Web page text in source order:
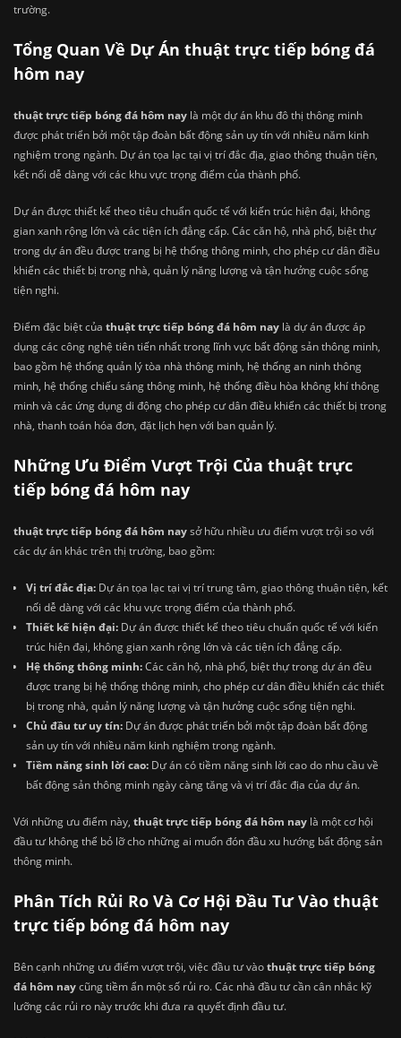
trường.
Tổng Quan Về Dự Án thuật trực tiếp bóng đá
hôm nay
thuật trực tiếp bóng đá hôm nay là một dự án khu đô thị thông minh
được phát triển bởi một tập đoàn bất động sản uy tín với nhiều năm kinh
nghiệm trong ngành. Dự án tọa lạc tại vị trí đắc địa, giao thông thuận tiện,
kết nối dễ dàng với các khu vực trọng điểm của thành phố.
Dự án được thiết kế theo tiêu chuẩn quốc tế với kiến trúc hiện đại, không
gian xanh rộng lớn và các tiện ích đẳng cấp. Các căn hộ, nhà phố, biệt thự
trong dự án đều được trang bị hệ thống thông minh, cho phép cư dân điều
khiển các thiết bị trong nhà, quản lý năng lượng và tận hưởng cuộc sống
tiện nghi.
Điểm đặc biệt của thuật trực tiếp bóng đá hôm nay là dự án được áp
dụng các công nghệ tiên tiến nhất trong lĩnh vực bất động sản thông minh,
bao gồm hệ thống quản lý tòa nhà thông minh, hệ thống an ninh thông
minh, hệ thống chiếu sáng thông minh, hệ thống điều hòa không khí thông
minh và các ứng dụng di động cho phép cư dân điều khiển các thiết bị trong
nhà, thanh toán hóa đơn, đặt lịch hẹn với ban quản lý.
Những Ưu Điểm Vượt Trội Của thuật trực
tiếp bóng đá hôm nay
thuật trực tiếp bóng đá hôm naysở hữu nhiều ưu điểm vượt trội so với
các dự án khác trên thị trường, bao gồm:
Vị trí đắc địa:Dự án tọa lạc tại vị trí trung tâm, giao thông thuận tiện, kết
nối dễ dàng với các khu vực trọng điểm của thành phố.
Thiết kế hiện đại:Dự án được thiết kế theo tiêu chuẩn quốc tế với kiến
trúc hiện đại, không gian xanh rộng lớn và các tiện ích đẳng cấp.
Hệ thống thông minh:Các căn hộ, nhà phố, biệt thự trong dự án đều
được trang bị hệ thống thông minh, cho phép cư dân điều khiển các thiết
bị trong nhà, quản lý năng lượng và tận hưởng cuộc sống tiện nghi.
Chủ đầu tư uy tín:Dự án được phát triển bởi một tập đoàn bất động
sản uy tín với nhiều năm kinh nghiệm trong ngành.
Tiềm năng sinh lời cao:Dự án có tiềm năng sinh lời cao do nhu cầu về
bất động sản thông minh ngày càng tăng và vị trí đắc địa của dự án.
Với những ưu điểm này, thuật trực tiếp bóng đá hôm nay là một cơ hội
đầu tư không thể bỏ lỡ cho những ai muốn đón đầu xu hướng bất động sản
thông minh.
Phân Tích Rủi Ro Và Cơ Hội Đầu Tư Vào thuật
trực tiếp bóng đá hôm nay
Bên cạnh những ưu điểm vượt trội, việc đầu tư vàothuật trực tiếp bóng
đá hôm naycũng tiềm ẩn một số rủi ro. Các nhà đầu tư cần cân nhắc kỹ
lưỡng các rủi ro này trước khi đưa ra quyết định đầu tư.